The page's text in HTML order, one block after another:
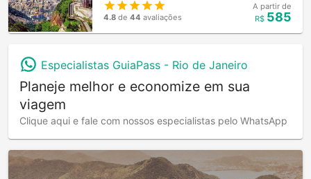
4.8 de 44 avaliações
A partir de
R$ 585
Especialistas GuiaPass - Rio de Janeiro
Planeje melhor e economize em sua
viagem
Clique aqui e fale com nossos especialistas pelo WhatsApp